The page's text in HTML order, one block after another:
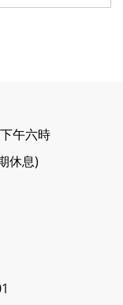
午六時
休息)